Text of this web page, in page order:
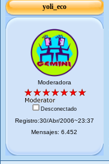
yoli_eco
Moderadora
Desconectado
Registro:30/Abr/2006~23:37
Mensajes: 6.452